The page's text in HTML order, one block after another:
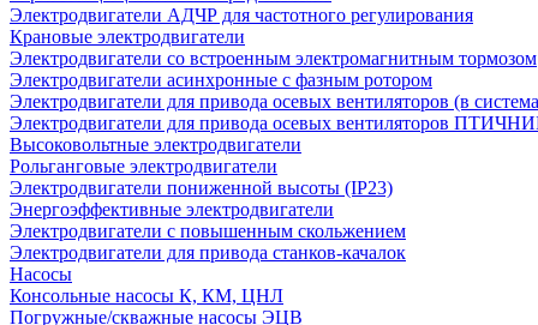
Электродвигатели АДЧР для частотного регулирования
Крановые электродвигатели
Электродвигатели со встроенным электромагнитным тормозом
Электродвигатели асинхронные с фазным ротором
Электродвигатели для привода осевых вентиляторов (в
Электродвигатели для привода осевых вентиляторов
Высоковольтные электродвигатели
Рольганговые электродвигатели
Электродвигатели пониженной высоты (IP23)
Энергоэффективные электродвигатели
Электродвигатели с повышенным скольжением
Электродвигатели для привода станков-качалок
Насосы
Консольные насосы К, КМ, ЦНЛ
Погружные/скважные насосы ЭЦВ